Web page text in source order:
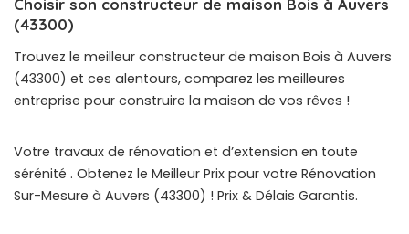
Choisir son constructeur de maison Bois à Auvers
(43300)
Trouvez le meilleur constructeur de maison Bois à Auvers
(43300) et ces alentours, comparez les meilleures
entreprise pour construire la maison de vos rêves !
Votre travaux de rénovation et d’extension en toute
sérénité . Obtenez le Meilleur Prix pour votre Rénovation
Sur-Mesure à Auvers (43300) ! Prix & Délais Garantis.